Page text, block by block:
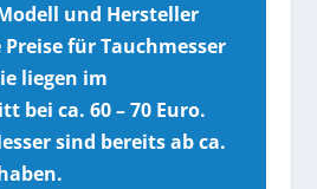
und Hersteller
für Tauchmesser
liegen im
bei ca. 60 – 70 Euro.
sind bereits ab ca.